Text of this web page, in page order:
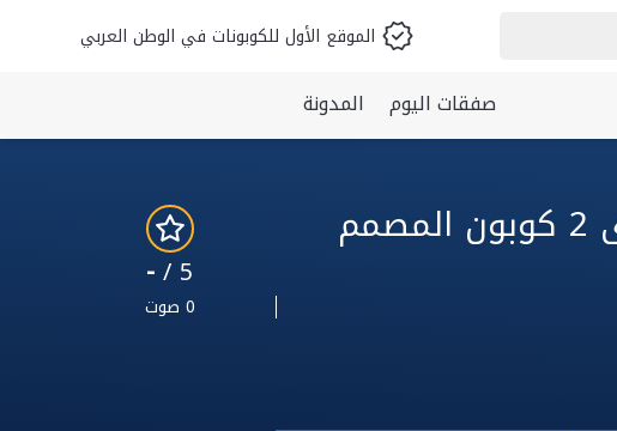
الموقع الأول للكوبونات في الوطن العربي
صفقات اليوم
المدونة
كود خصم المصمم الحديث 2026: أقوى 2 كوبون المصمم
5 /
-
0 صوت